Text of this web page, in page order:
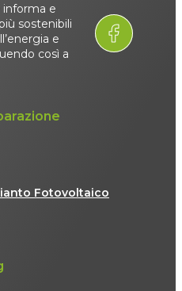
e
sostenibili
e
così a
Fotovoltaico